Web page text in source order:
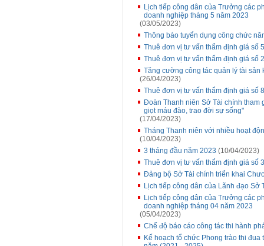
Lịch tiếp công dân của Trưởng các
doanh nghiệp tháng 5 năm 2023
(03/05/2023)
Thông báo tuyển dụng công chức
Thuê đơn vị tư vấn thẩm định giá số
Thuê đơn vị tư vấn thẩm định giá số
Tăng cường công tác quản lý tài
(26/04/2023)
Thuê đơn vị tư vấn thẩm định giá số
Đoàn Thanh niên Sở Tài chính tham
giọt máu đào, trao đời sự sống"
(17/04/2023)
Tháng Thanh niên với nhiều hoạt
(10/04/2023)
3 tháng đầu năm 2023 (10/04/2023)
Thuê đơn vị tư vấn thẩm định giá số
Đảng bộ Sở Tài chính triển khai
Lịch tiếp công dân của Lãnh đạo Sở
Lịch tiếp công dân của Trưởng các
doanh nghiệp tháng 04 năm 2023
(05/04/2023)
Chế độ báo cáo công tác thi hành
Kế hoạch tổ chức Phong trào thi